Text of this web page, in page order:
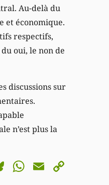
Au-delà du
et économique.
respectifs,
oui, le non de
discussions sur
n’est plus la
Bluesky
WhatsApp
Email